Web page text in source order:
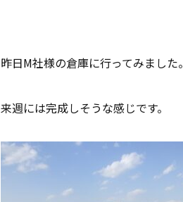
昨日M社様の倉庫に行ってみました。
来週には完成しそうな感じです。